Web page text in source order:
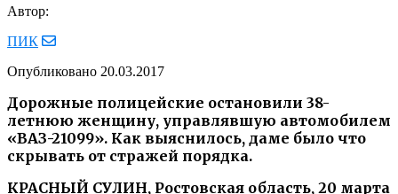
Автор:
ПИК
Опубликовано 20.03.2017
Дорожные полицейские остановили 38-
летнюю женщину, управлявшую автомобилем
«ВАЗ-21099». Как выяснилось, даме было что
скрывать от стражей порядка.
КРАСНЫЙ СУЛИН, Ростовская область, 20 марта